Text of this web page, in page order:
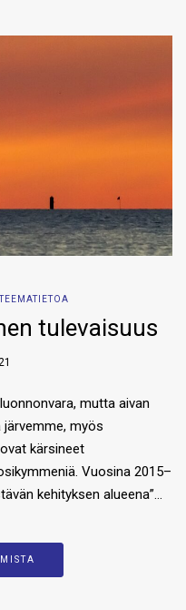
tulevaisuus
mutta aivan
myös
kärsineet
Vuosina 2015–
kehityksen alueena”…